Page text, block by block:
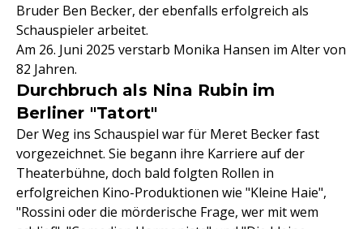
Bruder Ben Becker, der ebenfalls erfolgreich als
Schauspieler arbeitet.
Am 26. Juni 2025 verstarb Monika Hansen im Alter von
82 Jahren.
Durchbruch als Nina Rubin im
Berliner "Tatort"
Der Weg ins Schauspiel war für Meret Becker fast
vorgezeichnet. Sie begann ihre Karriere auf der
Theaterbühne, doch bald folgten Rollen in
erfolgreichen Kino-Produktionen wie "Kleine Haie",
"Rossini oder die mörderische Frage, wer mit wem